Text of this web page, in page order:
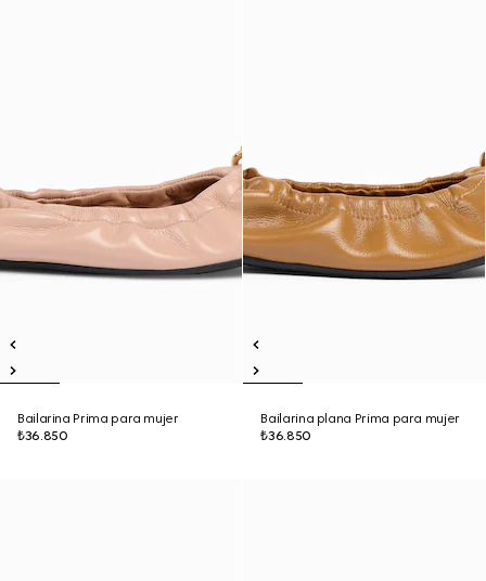
Bailarina Prima para mujer
₺36.850
Bailarina plana Prima para mujer
₺36.850